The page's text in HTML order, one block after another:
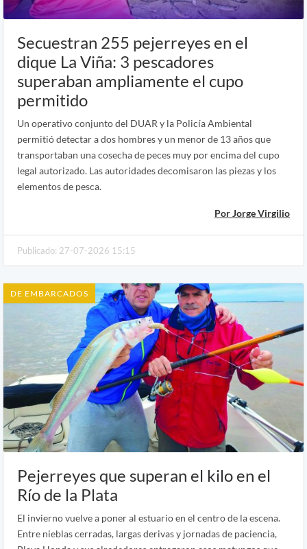
Secuestran 255 pejerreyes en el
dique La Viña: 3 pescadores
superaban ampliamente el cupo
permitido
Un operativo conjunto del DUAR y la Policía Ambiental
permitió detectar a dos hombres y un menor de 13 años que
transportaban una cosecha de peces muy por encima del cupo
legal autorizado. Las autoridades decomisaron las piezas y los
elementos de pesca.
Por Jorge Virgilio
Publicado: 27-07-2026 15:15
DE EMBARCADOS
Pejerreyes que superan el kilo en el
Río de la Plata
El invierno vuelve a poner al estuario en el centro de la escena.
Entre nieblas cerradas, largas derivas y jornadas de paciencia,